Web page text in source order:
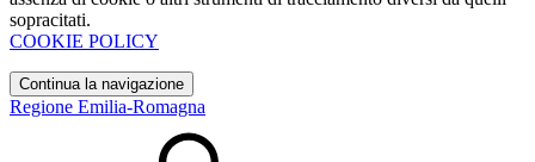
sopracitati.
COOKIE POLICY
Continua la navigazione
Regione Emilia-Romagna